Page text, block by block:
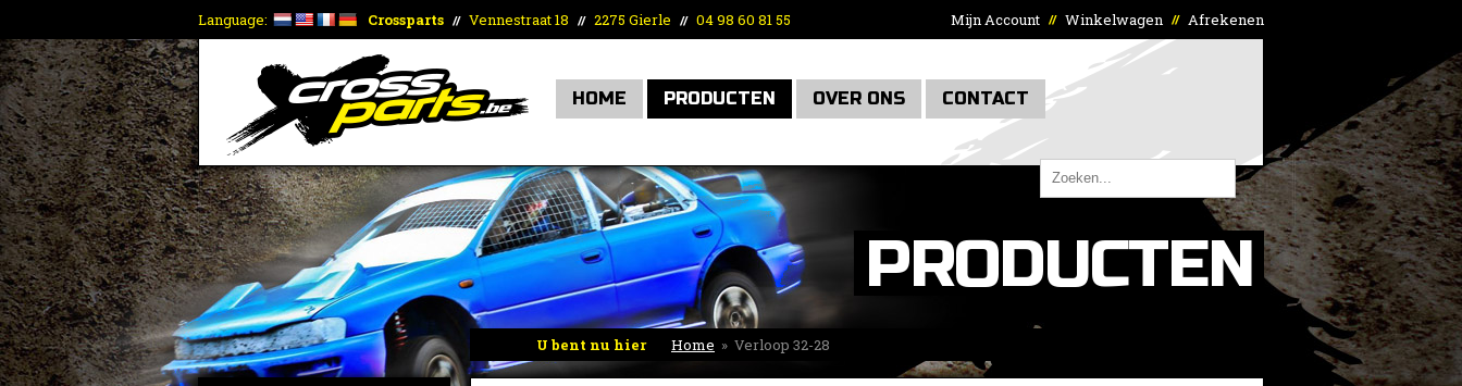
Language: Crossparts // Vennestraat 18 // 2275 Gierle // 04 98 60 81 55 Mijn Account // Winkelwagen // Afrekenen
HOME PRODUCTEN OVER ONS CONTACT
PRODUCTEN
U bent nu hier Home » Verloop 32-28